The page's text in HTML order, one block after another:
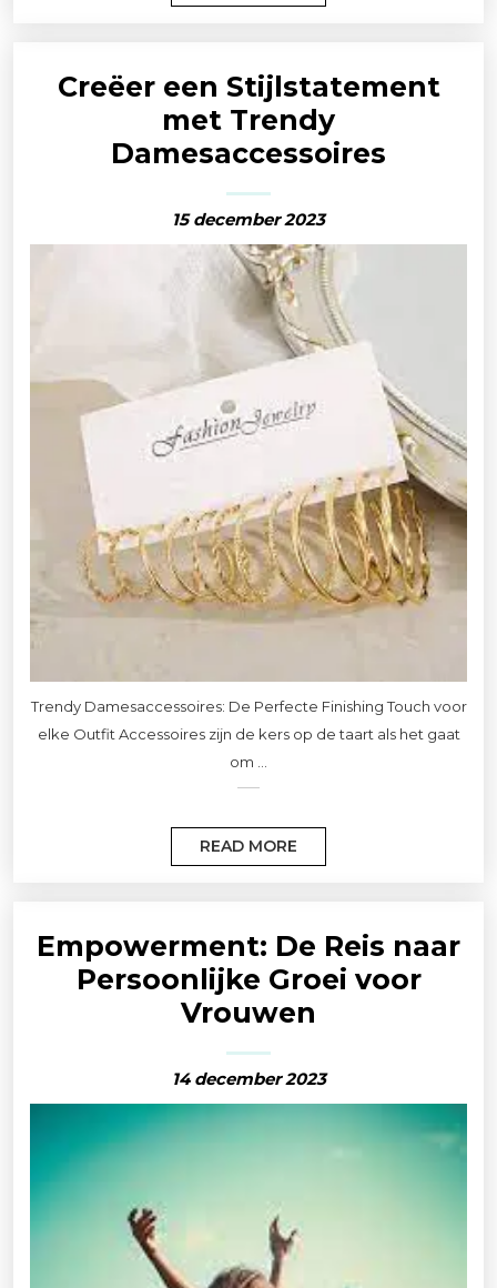
Creëer een Stijlstatement
met Trendy
Damesaccessoires
15 december 2023
Trendy Damesaccessoires: De Perfecte Finishing Touch voor
elke Outfit Accessoires zijn de kers op de taart als het gaat
om ...
READ MORE
Empowerment: De Reis naar
Persoonlijke Groei voor
Vrouwen
14 december 2023